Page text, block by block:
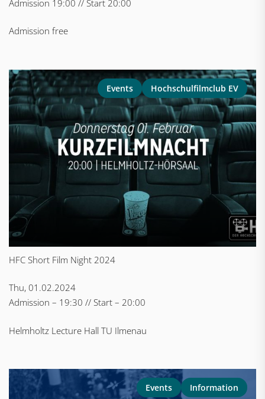
Admission 19:00 // Start 20:00
Admission free
Events Hochschulfilmclub EV
HFC Short Film Night 2024
Thu, 01.02.2024
Admission – 19:30 // Start – 20:00
Helmholtz Lecture Hall TU Ilmenau
Events Information